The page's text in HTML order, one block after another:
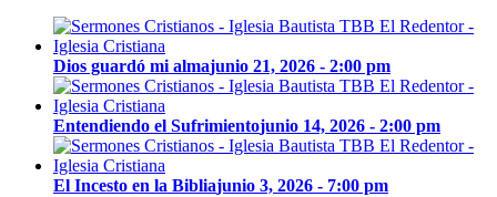
Dios guardó mi almajunio 21, 2026 - 2:00 pm
Entendiendo el Sufrimientojunio 14, 2026 - 2:00 pm
El Incesto en la Bibliajunio 3, 2026 - 7:00 pm